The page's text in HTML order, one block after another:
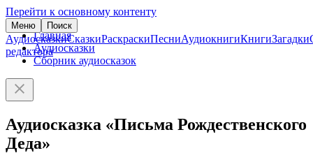
Перейти к основному контенту
Меню Поиск
АудиосказкиСказкиРаскраскиПесниАудиокнигиКнигиЗагадки
редактора
Главная
Аудиосказки
Сборник аудиосказок
Аудиосказка «Письма Рождественского
Деда»